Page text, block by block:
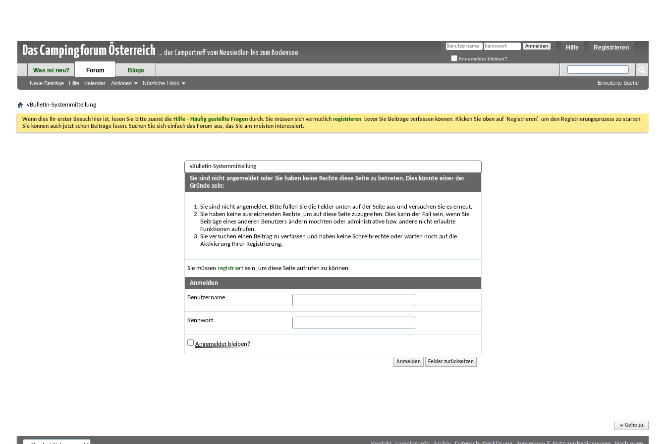
Das Campingforum Österreich ... der Campertreff vom Neusiedler- bis zum Bodensee
Registrieren
Hilfe
Angemeldet bleiben?
Was ist neu? Forum
Neue Beiträge Hilfe Kalender Aktionen Nützliche Links
Blogs
Erweiterte Suche
vBulletin-Systemmitteilung
Wenn dies Ihr erster Besuch hier ist, lesen Sie bitte zuerst die Hilfe - Häufig gestellte Fragen durch. Sie müssen sich vermutlich registrieren, bevor Sie Beiträge verfassen können. Klicken Sie oben auf 'Registrieren', um den Registrierungsprozess zu starten.
Sie können auch jetzt schon Beiträge lesen. Suchen Sie sich einfach das Forum aus, das Sie am meisten interessiert.
vBulletin-Systemmitteilung
Sie sind nicht angemeldet oder Sie haben keine Rechte diese Seite zu betreten. Dies könnte einer der
Gründe sein:
Sie sind nicht angemeldet. Bitte füllen Sie die Felder unten auf der Seite aus und versuchen Sie es erneut.
Sie haben keine ausreichenden Rechte, um auf diese Seite zuzugreifen. Dies kann der Fall sein, wenn Sie
Beiträge eines anderen Benutzers ändern möchten oder administrative bzw. andere nicht erlaubte
Funktionen aufrufen.
Sie versuchen einen Beitrag zu verfassen und haben keine Schreibrechte oder warten noch auf die
Aktivierung Ihrer Registrierung.
Sie müssen registriert sein, um diese Seite aufrufen zu können.
Anmelden
Benutzername:
Kennwort:
Angemeldet bleiben?
Gehe zu: